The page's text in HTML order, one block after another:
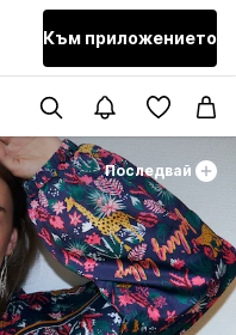
Към приложението
Последвай